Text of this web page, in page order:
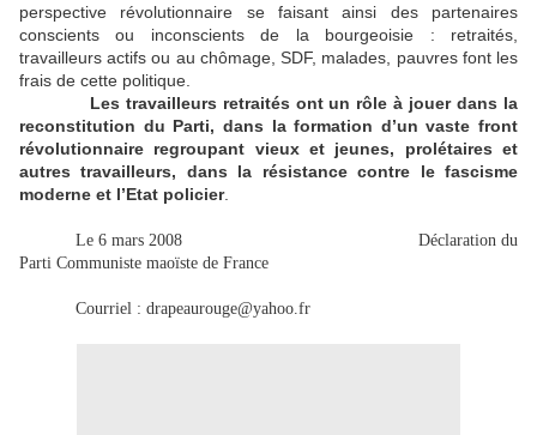
perspective révolutionnaire se faisant ainsi des partenaires
conscients ou inconscients de la bourgeoisie : retraités,
travailleurs actifs ou au chômage, SDF, malades, pauvres font les
frais de cette politique.
Les travailleurs retraités ont un rôle à jouer dans la
reconstitution du Parti, dans la formation d’un vaste front
révolutionnaire regroupant vieux et jeunes, prolétaires et
autres travailleurs, dans la résistance contre le fascisme
moderne et l’Etat policier.
Le 6 mars 2008
Déclaration du
Parti Communiste maoïste de France
Courriel : drapeaurouge@yahoo.fr